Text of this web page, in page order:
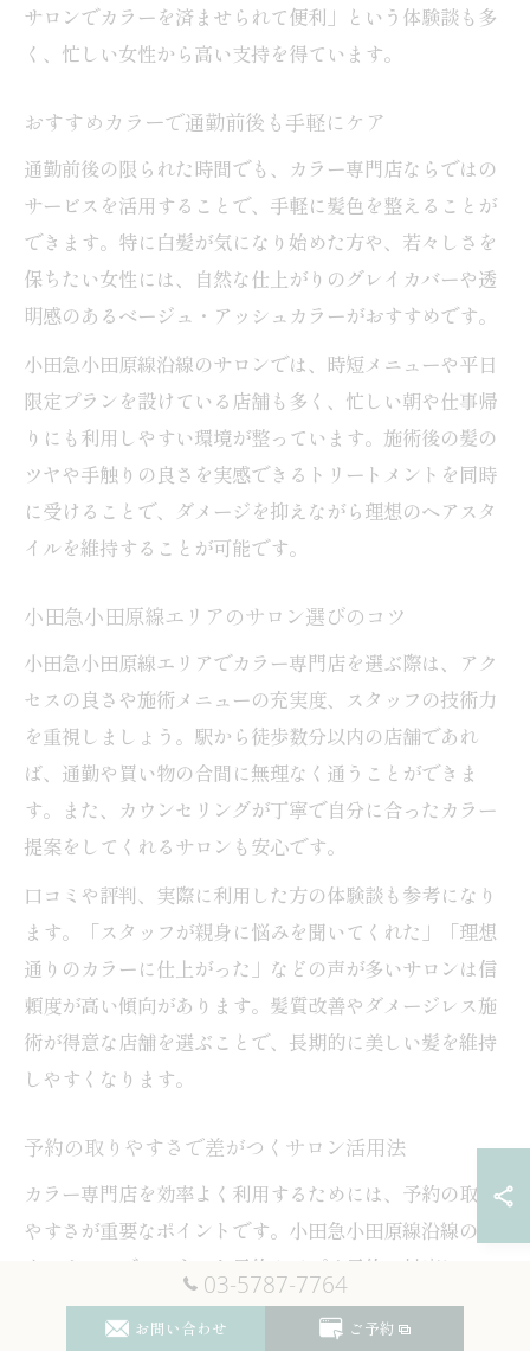
サロンでカラーを済ませられて便利」という体験談も多
く、忙しい女性から高い支持を得ています。
おすすめカラーで通勤前後も手軽にケア
通勤前後の限られた時間でも、カラー専門店ならではの
サービスを活用することで、手軽に髪色を整えることが
できます。特に白髪が気になり始めた方や、若々しさを
保ちたい女性には、自然な仕上がりのグレイカバーや透
明感のあるベージュ・アッシュカラーがおすすめです。
小田急小田原線沿線のサロンでは、時短メニューや平日
限定プランを設けている店舗も多く、忙しい朝や仕事帰
りにも利用しやすい環境が整っています。施術後の髪の
ツヤや手触りの良さを実感できるトリートメントを同時
に受けることで、ダメージを抑えながら理想のヘアスタ
イルを維持することが可能です。
小田急小田原線エリアのサロン選びのコツ
小田急小田原線エリアでカラー専門店を選ぶ際は、アク
セスの良さや施術メニューの充実度、スタッフの技術力
を重視しましょう。駅から徒歩数分以内の店舗であれ
ば、通勤や買い物の合間に無理なく通うことができま
す。また、カウンセリングが丁寧で自分に合ったカラー
提案をしてくれるサロンも安心です。
口コミや評判、実際に利用した方の体験談も参考になり
ます。「スタッフが親身に悩みを聞いてくれた」「理想
通りのカラーに仕上がった」などの声が多いサロンは信
頼度が高い傾向があります。髪質改善やダメージレス施
術が得意な店舗を選ぶことで、長期的に美しい髪を維持
しやすくなります。
予約の取りやすさで差がつくサロン活用法
カラー専門店を効率よく利用するためには、予約の取り
やすさが重要なポイントです。小田急小田原線沿線の多
くのサロンでは、ネット予約やアプリ予約に対応してお
り、空き時間を見つけてすぐに予約できるのが魅力で
す。特に忙しい方や急な予定変更が多い方には、直前予
03-5787-7764
お問い合わせ ご予約